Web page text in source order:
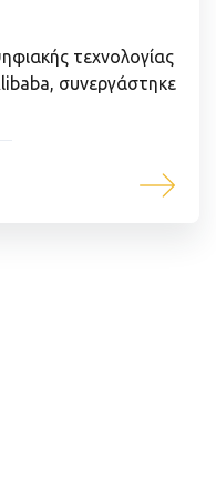
τεχνολογίας
συνεργάστηκε